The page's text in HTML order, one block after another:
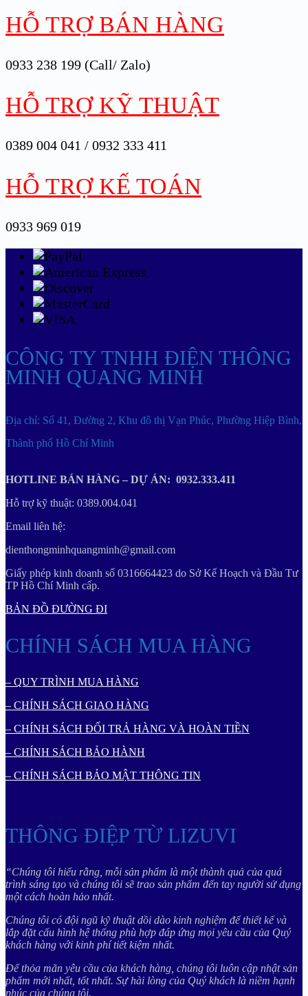
HỖ TRỢ BÁN HÀNG
0933 238 199 (Call/ Zalo)
HỖ TRỢ KỸ THUẬT
0389 004 041 / 0932 333 411
HỖ TRỢ KẾ TOÁN
0933 969 019
CÔNG TY TNHH ĐIỆN THÔNG
MINH QUANG MINH
Địa chỉ: Số 41, Đường 2, Khu đô thị Vạn Phúc, Phường Hiệp Bình,
Thành phố Hồ Chí Minh
HOTLINE BÁN HÀNG – DỰ ÁN: 0932.333.411
Hỗ trợ kỹ thuật: 0389.004.041
Email liên hệ:
dienthongminhquangminh@gmail.com
Giấy phép kinh doanh số 0316664423 do Sở Kế Hoạch và Đầu Tư
TP Hồ Chí Minh cấp.
BẢN ĐỒ ĐƯỜNG ĐI
CHÍNH SÁCH MUA HÀNG
– QUY TRÌNH MUA HÀNG
– CHÍNH SÁCH GIAO HÀNG
– CHÍNH SÁCH ĐỔI TRẢ HÀNG VÀ HOÀN TIỀN
– CHÍNH SÁCH BẢO HÀNH
– CHÍNH SÁCH BẢO MẬT THÔNG TIN
THÔNG ĐIỆP TỪ LIZUVI
“Chúng tôi hiểu rằng, mỗi sản phẩm là một thành quả của quá
trình sáng tạo và chúng tôi sẽ trao sản phẩm đến tay người sử dụng
một cách hoàn hảo nhất.
Chúng tôi có đội ngũ kỹ thuật dồi dào kinh nghiệm để thiết kế và
lắp đặt cấu hình hệ thống phù hợp đáp ứng mọi yêu cầu của Quý
khách hàng với kinh phí tiết kiệm nhất.
Để thỏa mãn yêu cầu của khách hàng, chúng tôi luôn cập nhật sản
phẩm mới nhất, tốt nhất. Sự hài lòng của Quý khách là niềm hạnh
phúc của chúng tôi.